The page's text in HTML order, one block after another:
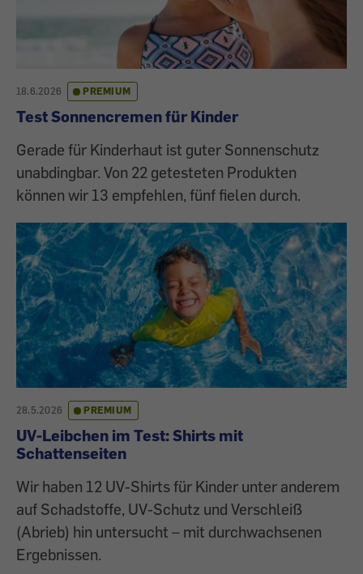
18.6.2026 PREMIUM
Test Sonnencremen für Kinder
Gerade für Kinderhaut ist guter Sonnenschutz
unabdingbar. Von 22 getesteten Produkten
können wir 13 empfehlen, fünf fielen durch.
28.5.2026 PREMIUM
UV-Leibchen im Test: Shirts mit
Schattenseiten
Wir haben 12 UV-Shirts für Kinder unter anderem
auf Schadstoffe, UV-Schutz und Verschleiß
(Abrieb) hin untersucht – mit durchwachsenen
Ergebnissen.